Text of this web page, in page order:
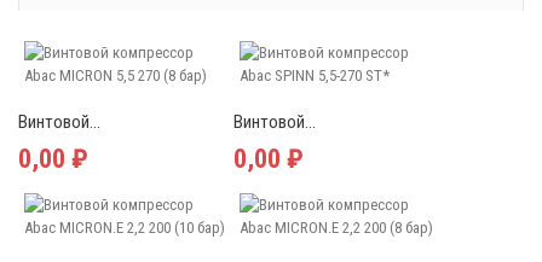
Винтовой...
0,00 ₽
Винтовой...
0,00 ₽